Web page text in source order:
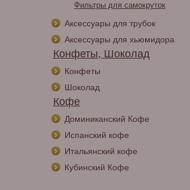
Фильтры для самокруток
Аксессуары для трубок
Аксессуары для хьюмидора
Конфеты, Шоколад
Конфеты
Шоколад
Кофе
Доминиканский Кофе
Испанский кофе
Итальянский кофе
Кубинский Кофе